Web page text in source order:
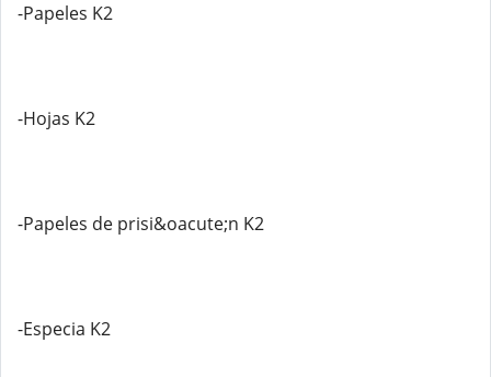
-Papeles K2
-Hojas K2
-Papeles de prisi&oacute;n K2
-Especia K2